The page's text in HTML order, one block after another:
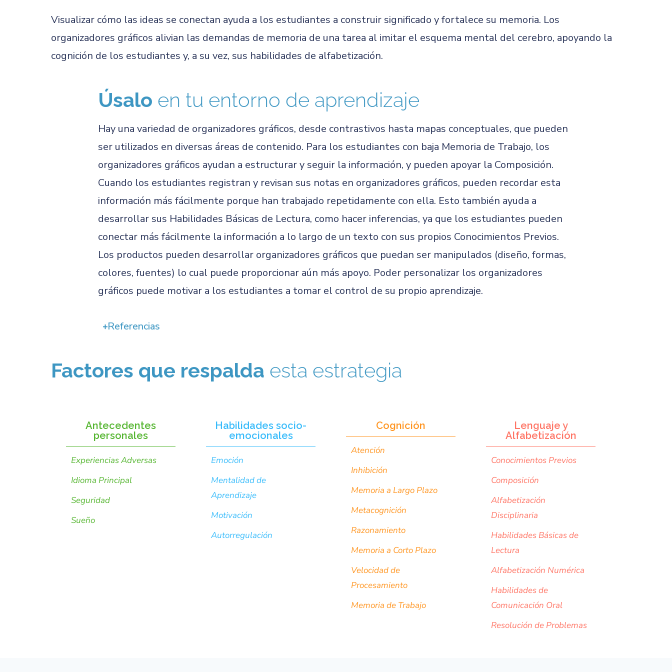
Visualizar cómo las ideas se conectan ayuda a los estudiantes a construir significado y fortalece su memoria. Los
organizadores gráficos alivian las demandas de memoria de una tarea al imitar el esquema mental del cerebro, apoyando la
cognición de los estudiantes y, a su vez, sus habilidades de alfabetización.
Úsalo en tu entorno de aprendizaje
Hay una variedad de organizadores gráficos, desde contrastivos hasta mapas conceptuales, que pueden
ser utilizados en diversas áreas de contenido. Para los estudiantes con baja Memoria de Trabajo, los
organizadores gráficos ayudan a estructurar y seguir la información, y pueden apoyar la Composición.
Cuando los estudiantes registran y revisan sus notas en organizadores gráficos, pueden recordar esta
información más fácilmente porque han trabajado repetidamente con ella. Esto también ayuda a
desarrollar sus Habilidades Básicas de Lectura, como hacer inferencias, ya que los estudiantes pueden
conectar más fácilmente la información a lo largo de un texto con sus propios Conocimientos Previos.
Los productos pueden desarrollar organizadores gráficos que puedan ser manipulados (diseño, formas,
colores, fuentes) lo cual puede proporcionar aún más apoyo. Poder personalizar los organizadores
gráficos puede motivar a los estudiantes a tomar el control de su propio aprendizaje.
Referencias
Factores que respalda esta estrategia
Antecedentes
personales
Experiencias Adversas
Idioma Principal
Seguridad
Sueño
Habilidades socio-
emocionales
Emoción
Mentalidad de
Aprendizaje
Motivación
Autorregulación
Cognición
Atención
Inhibición
Memoria a Largo Plazo
Metacognición
Razonamiento
Memoria a Corto Plazo
Velocidad de
Procesamiento
Memoria de Trabajo
Lenguaje y
Alfabetización
Conocimientos Previos
Composición
Alfabetización
Disciplinaria
Habilidades Básicas de
Lectura
Alfabetización Numérica
Habilidades de
Comunicación Oral
Resolución de Problemas